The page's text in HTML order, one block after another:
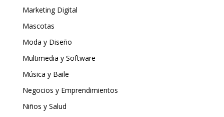
Marketing Digital
Mascotas
Moda y Diseño
Multimedia y Software
Música y Baile
Negocios y Emprendimientos
Niños y Salud